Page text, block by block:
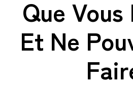
Que Vous
Et Ne